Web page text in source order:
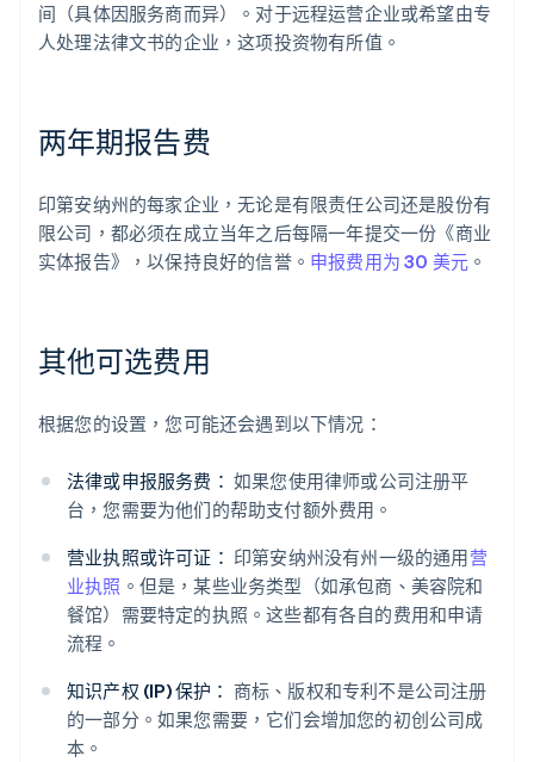
间（具体因服务商而异）。对于远程运营企业或希望由专
人处理法律文书的企业，这项投资物有所值。
两年期报告费
印第安纳州的每家企业，无论是有限责任公司还是股份有
限公司，都必须在成立当年之后每隔一年提交一份《商业
实体报告》，以保持良好的信誉。 申报费用为 30 美元 。
其他可选费用
根据您的设置，您可能还会遇到以下情况：
法律或申报服务费： 如果您使用律师或公司注册平
台，您需要为他们的帮助支付额外费用。
营业执照或许可证： 印第安纳州没有州一级的通用营
业执照 。但是，某些业务类型（如承包商、美容院和
餐馆）需要特定的执照。这些都有各自的费用和申请
流程。
知识产权 (IP) 保护： 商标、版权和专利不是公司注册
的一部分。如果您需要，它们会增加您的初创公司成
本。